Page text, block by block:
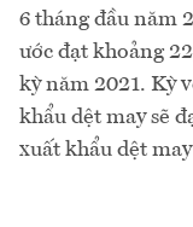
6 tháng đầu năm
ước đạt khoảng
kỳ năm 2021. Kỳ
khẩu dệt may sẽ
xuất khẩu dệt